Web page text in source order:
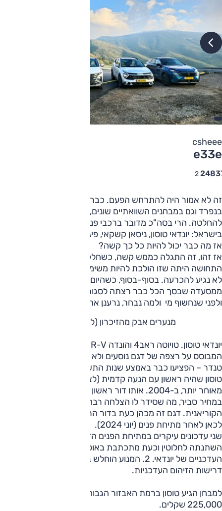
csheee
e33e
זה לא אמור היה להתרחש הפעם. כבר בחנו את הכלים האלה
בנפרד וגם במבחנים השוואתיים שונים, ותמיד הצלחנו להגיע
להחלטה. הרי בסה"כ מדובר ברכבי פנאי מוכרים לנו ומהנמכרים
אז מה כבר יכול להיות כל כך קשה?
אז זהו, זה התגלה כממש קשה, כשחלקים מסוימים לאורך היום
התחושה היתה שזו הולכת להיות משימה בלתי אפשרית ובחיים
לא נגיע להכרעה. בסוף-בסוף, כשהיום נגמר ואנחנו נזרקנו
ממסעדה שבסך הכל כבר רצתה לסגור, הצלחנו לבחור מנצח,
ולפני שנחשוף מי ולמה נבחר, נרענן את זיכרוננו עם המתמודדים.
מנערים אבק מהזיכרון (לפי סדר א-ב)
המבוסס על רצפה של דגם נוסעים ולא שלדה של רכב שטח או
טנדר – הפציעו כבר באמצע שנות התשעים. אבל היה זה יונדאי
טוסון שהיה ראשון עם הנעה קדמית (לצד הנעה כפולה) – עשור
מאוחר יותר, ב-2004. אותו דור ראשון של הדגם, הוצע גם ולכן
במחיר סביר, מה שסידר לו הצלחה רבה, הוביל את ההתפשטות
לכאן לאחר מתיחת פנים (יוני 2024).
השתנתה לחלוטין וכעת מתכתבת באופן הדוק יותר עם דגמיה
דרישות הזיהום העדכניות.
למבחן הגיע טוסון ברמת האבזור הגבוהה ביותר, 'עלית', שמחירה
225,000 שקלים.